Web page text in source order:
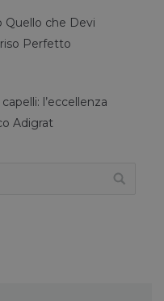
Quello che Devi
Perfetto
l’eccellenza
Adigrat